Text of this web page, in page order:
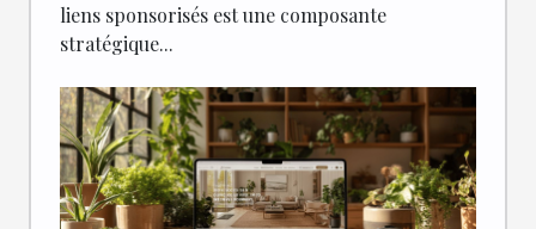
liens sponsorisés est une composante
stratégique...